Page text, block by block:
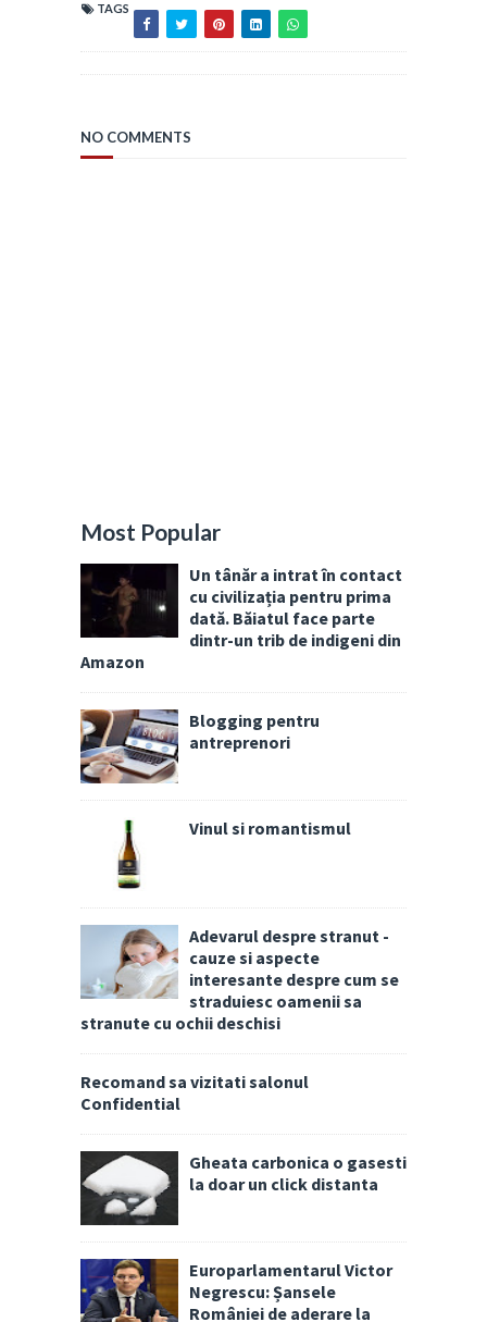
TAGS
NO COMMENTS
Most Popular
Un tânăr a intrat în contact
cu civilizația pentru prima
dată. Băiatul face parte
dintr-un trib de indigeni din
Amazon
Blogging pentru
antreprenori
Vinul si romantismul
Adevarul despre stranut -
cauze si aspecte
interesante despre cum se
straduiesc oamenii sa
stranute cu ochii deschisi
Recomand sa vizitati salonul
Confidential
Gheata carbonica o gasesti
la doar un click distanta
Europarlamentarul Victor
Negrescu: Șansele
României de aderare la